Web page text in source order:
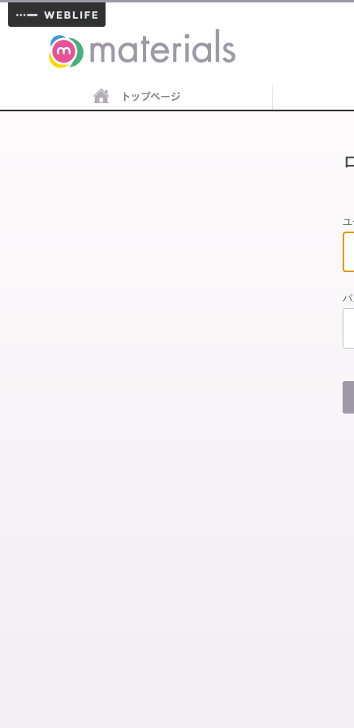
materials
ユ
パ